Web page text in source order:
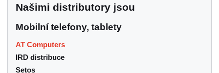
Našimi distributory jsou
Mobilní telefony, tablety
AT Computers
IRD distribuce
Setos